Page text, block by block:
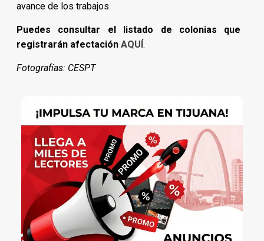
avance de los trabajos.
Puedes consultar el listado de colonias que
registrarán afectación AQUÍ.
Fotografías: CESPT